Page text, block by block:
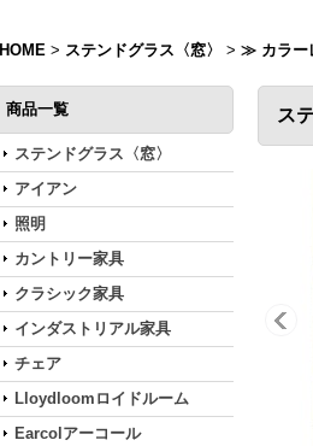
HOME > ステンドグラス〈窓〉 > ≫ カラー
商品一覧
ステンドグラス〈窓〉
アイアン
照明
カントリー家具
クラシック家具
インダストリアル家具
チェア
Lloydloomロイドルーム
Earcolアーコール
ス